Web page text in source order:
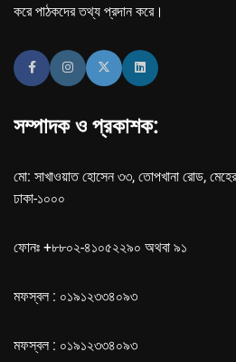
করে পাঠকদের তথ্য প্রদান করে।
সম্পাদক ও প্রকাশক:
মো: সাখাওয়াত হোসেন ৩৩, তোপখানা রোড,
ঢাকা-১০০০
ফোনঃ +৮৮০২-৪১০৫২২৯০ অথবা ৯১
মফস্বল : ০১৯১২৩৩৪০৯৩
মফস্বল : ০১৯১২৩৩৪০৯৩